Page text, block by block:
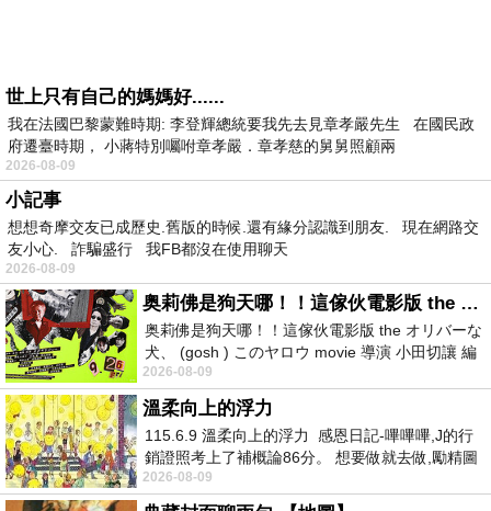
世上只有自己的媽媽好......
我在法國巴黎蒙難時期: 李登輝總統要我先去見章孝嚴先生 在國民政
府遷臺時期， 小蔣特別囑咐章孝嚴．章孝慈的舅舅照顧兩
2026-08-09
小記事
想想奇摩交友已成歷史.舊版的時候.還有緣分認識到朋友. 現在網路交
友小心. 詐騙盛行 我FB都沒在使用聊天
2026-08-09
奥莉佛是狗天哪！！這傢伙電影版 the オリバーな犬、 (gosh ) このヤロウ movie
奥莉佛是狗天哪！！這傢伙電影版 the オリバーな
犬、 (gosh ) このヤロウ movie 導演 小田切讓 編
劇: 小田切讓 主演: 小田切讓
2026-08-09
溫柔向上的浮力
115.6.9 溫柔向上的浮力 感恩日記-嗶嗶嗶,J的行
銷證照考上了補概論86分。 想要做就去做,勵精圖
治大成功,也是表法,堅持和努力
2026-08-09